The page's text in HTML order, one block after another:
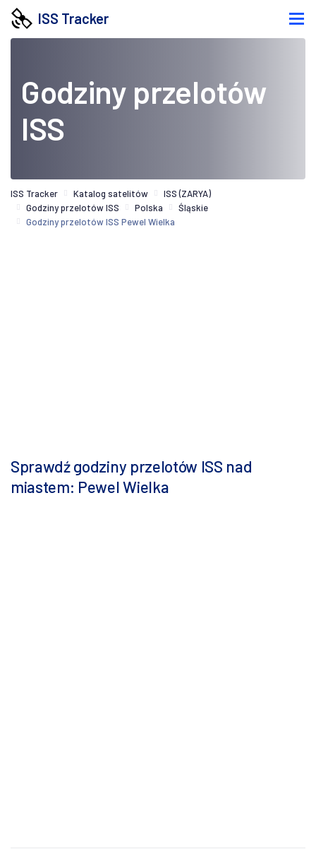
ISS Tracker
Godziny przelotów
ISS
ISS Tracker Katalog satelitów
ISS (ZARYA)
Godziny przelotów ISS
Polska
Śląskie
Godziny przelotów ISS Pewel Wielka
Sprawdź godziny przelotów ISS nad
miastem: Pewel Wielka